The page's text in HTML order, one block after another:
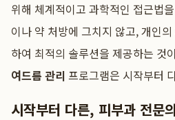
위해 체계적이고 과학적인 접근법
이나 약 처방에 그치지 않고, 개인
하여 최적의 솔루션을 제공하는 것
여드름 관리 프로그램은 시작부터
시작부터 다른, 피부과 전문